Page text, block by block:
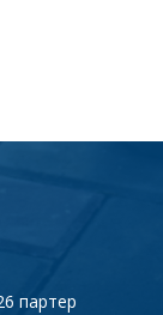
партер